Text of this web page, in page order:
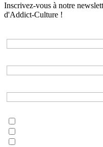
Inscrivez-vous à notre
d'Addict-Culture !